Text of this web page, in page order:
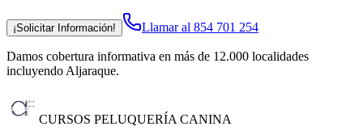
¡Solicitar Información! Llamar al 854 701 254
Damos cobertura informativa en más de 12.000 localidades
incluyendo Aljaraque.
CURSOS PELUQUERÍA CANINA